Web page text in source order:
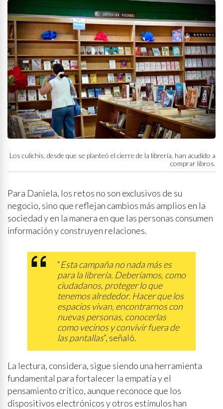
Los culichis, desde que se planteó el cierre de la librería, han acudido a
comprar libros.
Para Daniela, los retos no son exclusivos de su
negocio, sino que reflejan cambios más amplios en la
sociedad y en la manera en que las personas consumen
información y construyen relaciones.
“Esta campaña no nada más es
para la librería. Deberíamos, como
ciudadanos, proteger lo que
tenemos alrededor. Hacer que los
espacios vivan, encontrarnos con
nuevas personas, conocerlas
como vecinos y convivir fuera de
las pantallas”, señaló.
La lectura, considera, sigue siendo una herramienta
fundamental para fortalecer la empatía y el
pensamiento crítico, aunque reconoce que los
dispositivos electrónicos y otros estímulos han